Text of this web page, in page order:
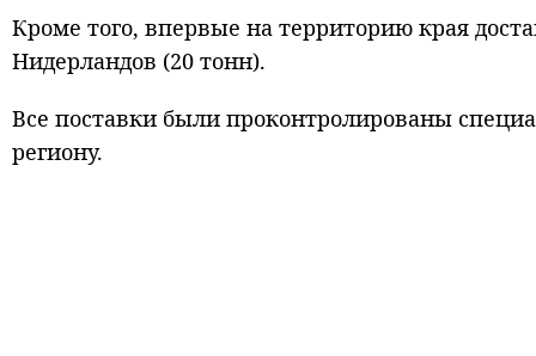
Кроме того, впервые на территорию края
Нидерландов (20 тонн).
Все поставки были проконтролированы
региону.